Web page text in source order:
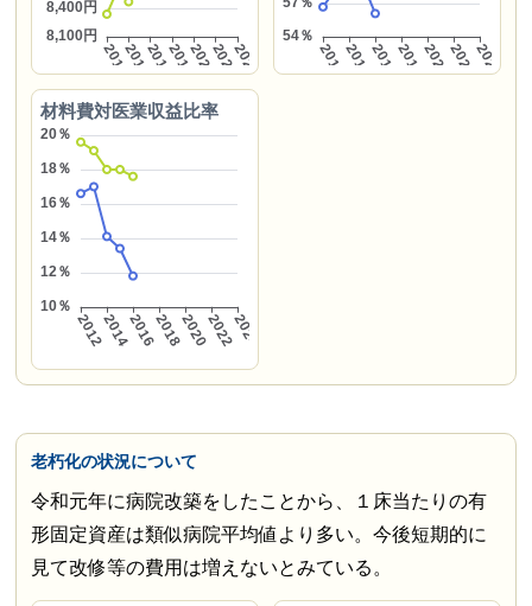
材料費対医業収益比率
老朽化の状況について
令和元年に病院改築をしたことから、１床当たりの有
形固定資産は類似病院平均値より多い。今後短期的に
見て改修等の費用は増えないとみている。